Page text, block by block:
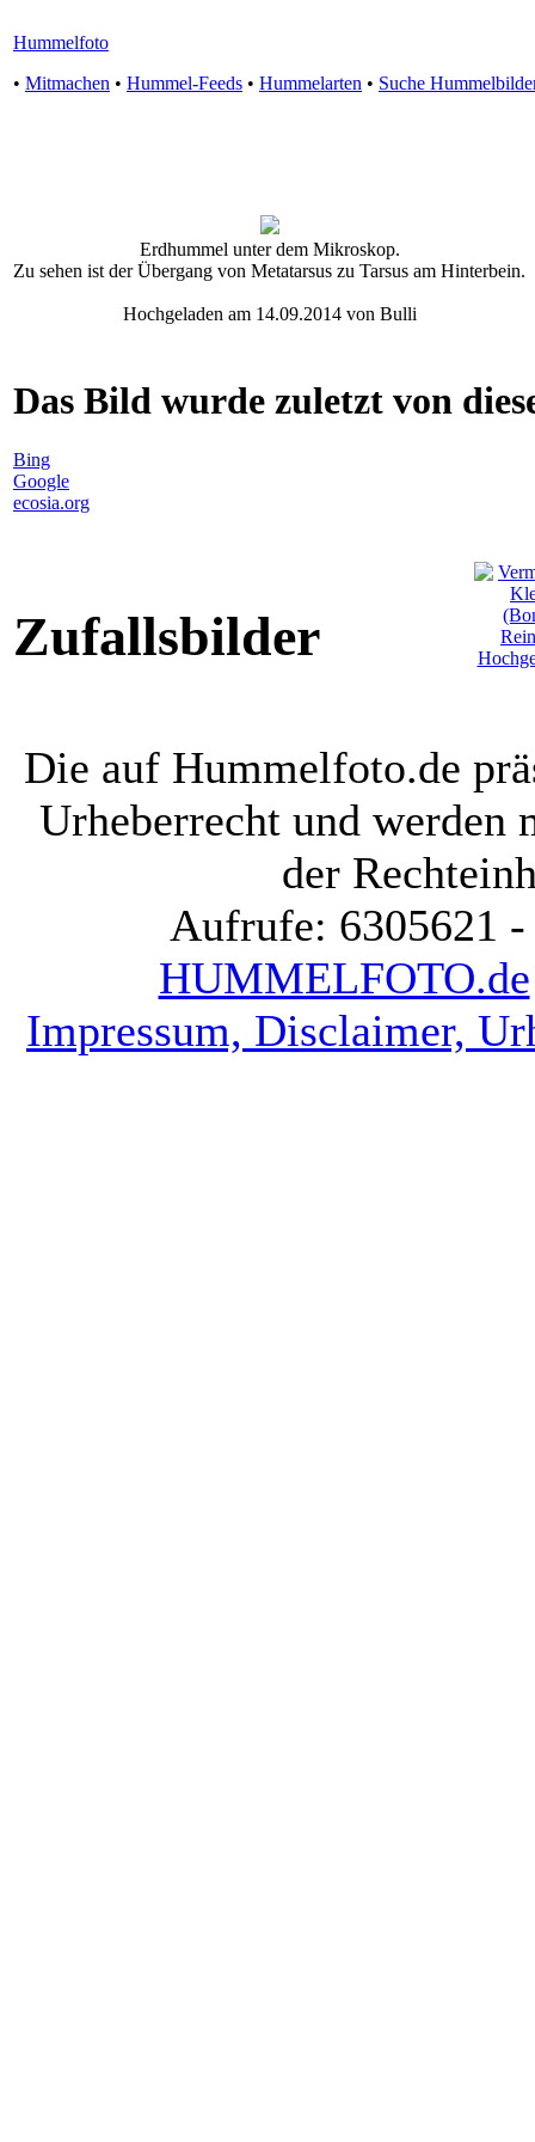
Hummelfoto
• Mitmachen • Hummel-Feeds • Hummelarten • Suche
Erdhummel unter dem Mikroskop.
Zu sehen ist der Übergang von Metatarsus zu Tarsus am Hinterbein.
Hochgeladen am 14.09.2014 von Bulli
Das Bild wurde zuletzt von
Bing
Google
ecosia.org
Zufallsbilder
Die auf Hummelfoto.de
Urheberrecht und werden
der
Aufrufe: 6305621
HUMMELFOTO.de
Impressum, Disclaimer,